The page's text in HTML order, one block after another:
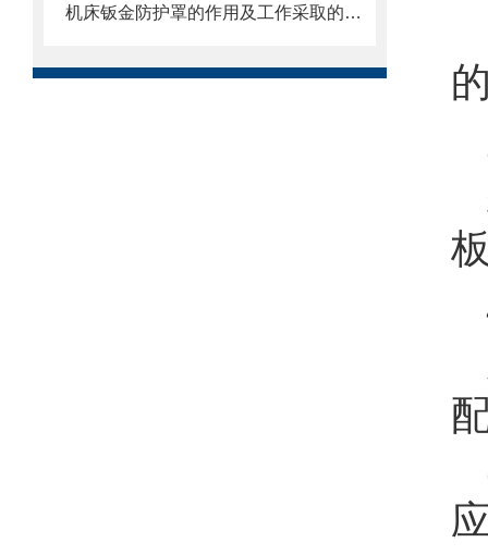
机床钣金防护罩的作用及工作采取的方法